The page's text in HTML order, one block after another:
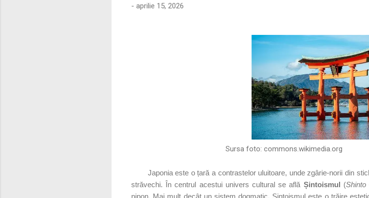
- aprilie 15, 2026
Sursa foto: commons.wikimedia.org
Japonia este o țară a contrastelor uluitoare, unde zgârie-norii din
străvechi. În centrul acestui univers cultural se află Șintoismul (Shinto